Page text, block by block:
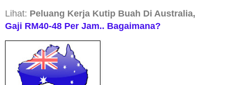
Lihat: Peluang Kerja Kutip Buah Di Australia,
Gaji RM40-48 Per Jam.. Bagaimana?